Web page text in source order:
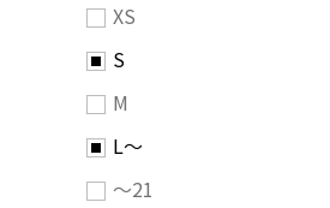
XS
S
M
L～
～21